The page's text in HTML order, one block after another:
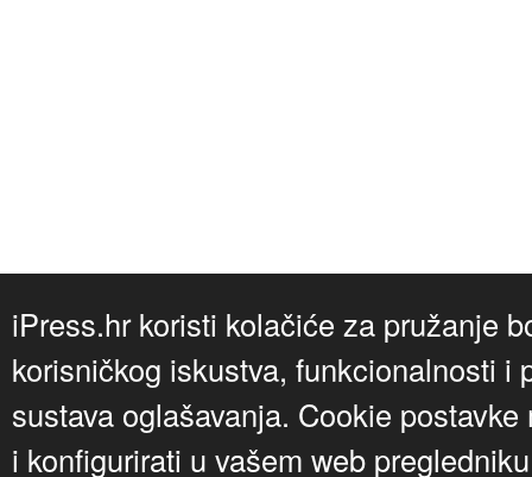
iPress.hr koristi kolačiće za pružanje
korisničkog iskustva, funkcionalnosti i
sustava oglašavanja. Cookie
i konfigurirati u vašem web